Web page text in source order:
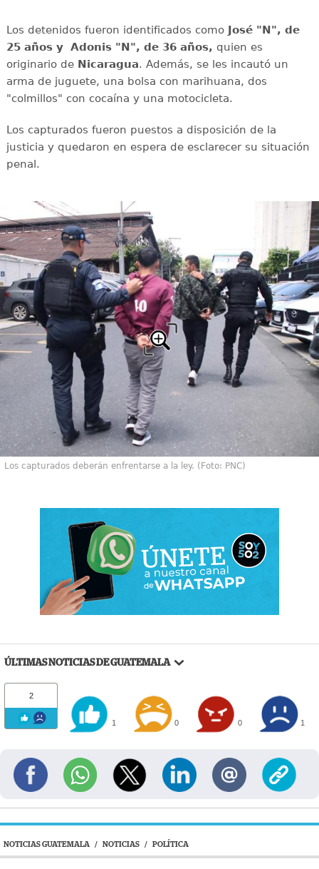
Los detenidos fueron identificados como José "N", de
25 años y Adonis "N", de 36 años, quien es
originario de Nicaragua. Además, se les incautó un
arma de juguete, una bolsa con marihuana, dos
"colmillos" con cocaína y una motocicleta.
Los capturados fueron puestos a disposición de la
justicia y quedaron en espera de esclarecer su situación
penal.
Los capturados deberán enfrentarse a la ley. (Foto: PNC)
ÚLTIMAS NOTICIAS DE GUATEMALA
2
1 0 0 1
NOTICIAS GUATEMALA / NOTICIAS / POLÍTICA